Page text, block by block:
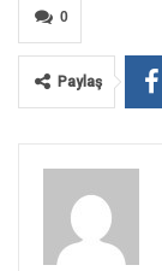
0
Paylaş